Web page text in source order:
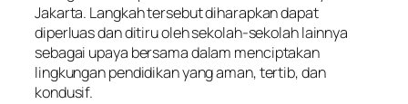
Jakarta. Langkah tersebut diharapkan dapat
diperluas dan ditiru oleh sekolah-sekolah lainnya
sebagai upaya bersama dalam menciptakan
lingkungan pendidikan yang aman, tertib, dan
kondusif.